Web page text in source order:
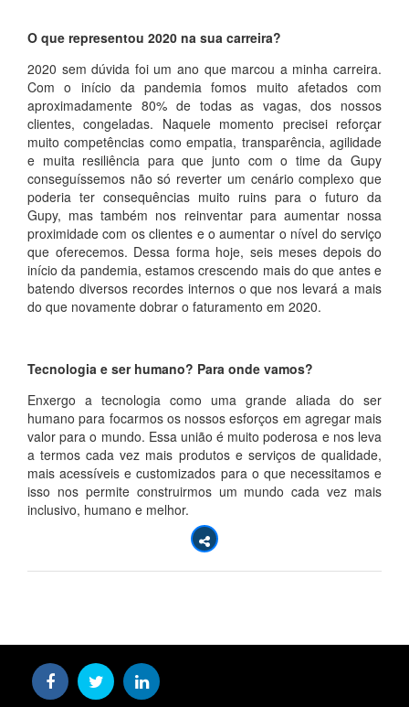
O que representou 2020 na sua carreira?
2020 sem dúvida foi um ano que marcou a minha carreira.
Com o início da pandemia fomos muito afetados com
aproximadamente 80% de todas as vagas, dos nossos
clientes, congeladas. Naquele momento precisei reforçar
muito competências como empatia, transparência, agilidade
e muita resiliência para que junto com o time da Gupy
conseguíssemos não só reverter um cenário complexo que
poderia ter consequências muito ruins para o futuro da
Gupy, mas também nos reinventar para aumentar nossa
proximidade com os clientes e o aumentar o nível do serviço
que oferecemos. Dessa forma hoje, seis meses depois do
início da pandemia, estamos crescendo mais do que antes e
batendo diversos recordes internos o que nos levará a mais
do que novamente dobrar o faturamento em 2020.
Tecnologia e ser humano? Para onde vamos?
Enxergo a tecnologia como uma grande aliada do ser
humano para focarmos os nossos esforços em agregar mais
valor para o mundo. Essa união é muito poderosa e nos leva
a termos cada vez mais produtos e serviços de qualidade,
mais acessíveis e customizados para o que necessitamos e
isso nos permite construirmos um mundo cada vez mais
inclusivo, humano e melhor.